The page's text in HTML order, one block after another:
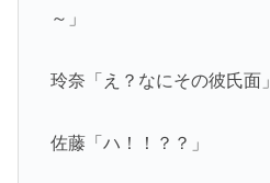
～」
玲奈「え？なにその彼氏面」
佐藤「ハ！！？？」